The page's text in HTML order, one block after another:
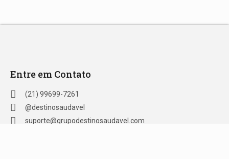
Entre em Contato
(21) 99699-7261
@destinosaudavel
suporte@grupodestinosaudavel.com